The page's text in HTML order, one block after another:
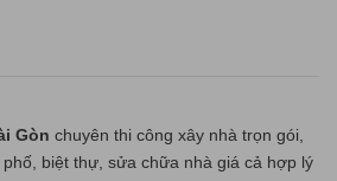
Gòn chuyên thi công xây nhà trọn gói,
biệt thự, sửa chữa nhà giá cả hợp lý